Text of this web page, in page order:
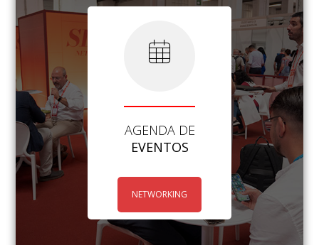
AGENDA DE
EVENTOS
NETWORKING